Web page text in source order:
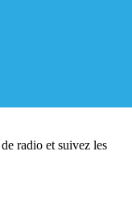
radio et suivez les